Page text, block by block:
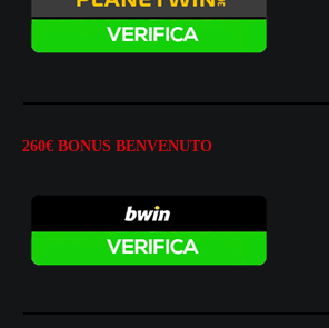
260€ BONUS BENVENUTO